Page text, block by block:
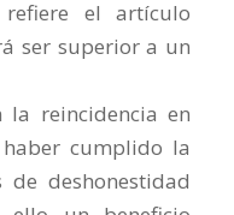
el artículo
ser superior a un
la reincidencia en
cumplido la
de deshonestidad